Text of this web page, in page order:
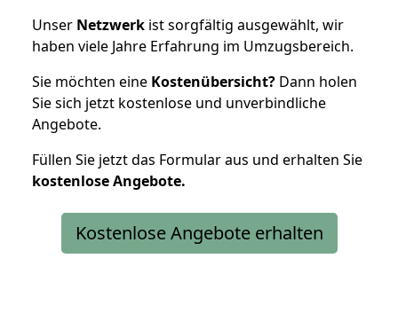
Unser Netzwerk ist sorgfältig ausgewählt, wir
haben viele Jahre Erfahrung im Umzugsbereich.
Sie möchten eine Kostenübersicht? Dann holen
Sie sich jetzt kostenlose und unverbindliche
Angebote.
Füllen Sie jetzt das Formular aus und erhalten Sie
kostenloseAngebote.
Kostenlose Angebote erhalten